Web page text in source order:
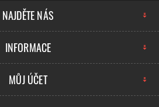
NAJDĚTE NÁS
INFORMACE
MŮJ ÚČET